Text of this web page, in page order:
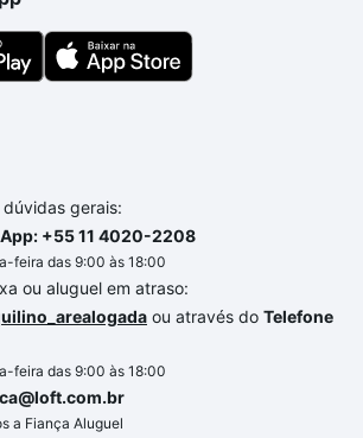
o imóvel dos seus sonhos
e conforto. Loft, com você até as
gerais:
+55 11 4020-2208
feira das 9:00 às 18:00
ou aluguel em atraso:
ou através do Telefone
feira das 9:00 às 18:00
a Fiança Aluguel